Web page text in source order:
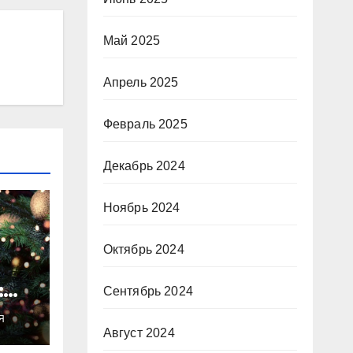
Май 2025
Апрель 2025
Февраль 2025
Декабрь 2024
Ноябрь 2024
Октябрь 2024
Сентябрь 2024
Август 2024